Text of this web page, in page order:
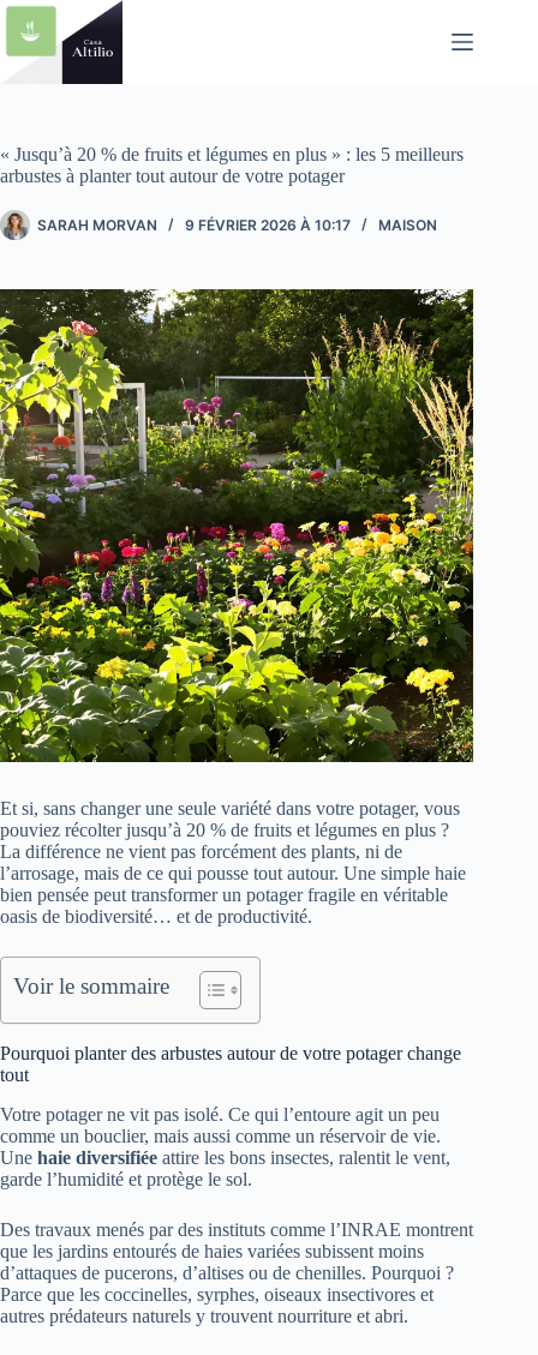
Passer
contenu
« Jusqu’à 20 % de fruits et légumes en plus » : les 5 meilleurs
arbustes à planter tout autour de votre potager
SARAH MORVAN 9 FÉVRIER 2026 À 10:17 MAISON
Et si, sans changer une seule variété dans votre potager, vous
pouviez récolter jusqu’à 20 % de fruits et légumes en plus ?
La différence ne vient pas forcément des plants, ni de
l’arrosage, mais de ce qui pousse tout autour. Une simple haie
bien pensée peut transformer un potager fragile en véritable
oasis de biodiversité… et de productivité.
Voir le sommaire
Pourquoi planter des arbustes autour de votre potager change
tout
Votre potager ne vit pas isolé. Ce qui l’entoure agit un peu
comme un bouclier, mais aussi comme un réservoir de vie.
Une haie diversifiée attire les bons insectes, ralentit le vent,
garde l’humidité et protège le sol.
Des travaux menés par des instituts comme l’INRAE montrent
que les jardins entourés de haies variées subissent moins
d’attaques de pucerons, d’altises ou de chenilles. Pourquoi ?
Parce que les coccinelles, syrphes, oiseaux insectivores et
autres prédateurs naturels y trouvent nourriture et abri.